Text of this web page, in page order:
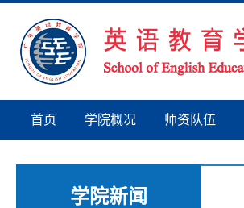
首页 学院概况 师资队伍
学院新闻